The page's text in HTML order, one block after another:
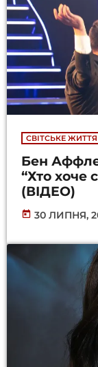
СВІТСЬКЕ ЖИТТЯ
Бен
“Хто хоче
(ВІДЕО)
today 30 ЛИПНЯ,